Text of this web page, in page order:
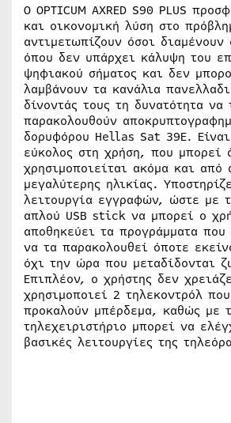
Ο OPTICUM AXRED S90 PLUS
και οικονομική λύση στο
αντιμετωπίζουν όσοι
όπου δεν υπάρχει κάλυψη του
ψηφιακού σήματος και δεν
λαμβάνουν τα κανάλια
δίνοντάς τους τη δυνατότητα να
παρακολουθούν
δορυφόρου Hellas Sat 39Ε.
εύκολος στη χρήση, που μπορεί
χρησιμοποιείται ακόμα και από
μεγαλύτερης ηλικίας.
λειτουργία εγγραφών, ώστε με
απλού USB stick να μπορεί ο
αποθηκεύει τα προγράμματα που
να τα παρακολουθεί όποτε
όχι την ώρα που μεταδίδονται
Επιπλέον, ο χρήστης δεν
χρησιμοποιεί 2 τηλεκοντρόλ
προκαλούν μπέρδεμα, καθώς με
τηλεχειριστήριο μπορεί να
βασικές λειτουργίες της